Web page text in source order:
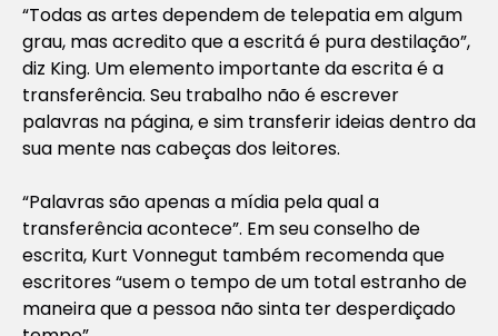
“Todas as artes dependem de telepatia em algum
grau, mas acredito que a escritá é pura destilação”,
diz King. Um elemento importante da escrita é a
transferência. Seu trabalho não é escrever
palavras na página, e sim transferir ideias dentro da
sua mente nas cabeças dos leitores.
“Palavras são apenas a mídia pela qual a
transferência acontece”. Em seu conselho de
escrita, Kurt Vonnegut também recomenda que
escritores “usem o tempo de um total estranho de
maneira que a pessoa não sinta ter desperdiçado